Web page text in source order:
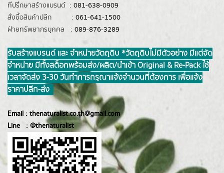
ที่ปรึกษาสร้างแบรนด์ : 081-638-0909
สั่งซื้อสินค้าปลีก : 061-641-1500
ฝ่ายทรัพยากรบุคคล : 089-876-3289
รับสร้างแบรนด์ และ จำหน่ายวัตถุดิบ *วัตถุดิบไม่มีตัวอย่าง มีแต่จัด
จำหน่าย มีทั้งสต็อกพร้อมส่ง/ผลิต/นำเข้า Original & Re-Pack ใช้
เวลาจัดส่ง 3-30 วันทำการ กรุณาแจ้งจำนวนที่ต้องการ เพื่อแจ้ง
ราคาปลีก-ส่ง
Email : thenaturalist.co.th@gmail.com
Line : @thenaturalist